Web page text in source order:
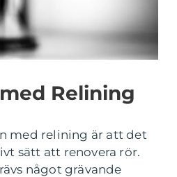
Relining
med relining är att det
sätt att renovera rör.
något grävande